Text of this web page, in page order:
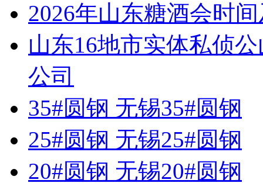
2026年山东糖酒会时
山东16地市实体私侦
公司
35#圆钢 无锡35#圆钢
25#圆钢 无锡25#圆钢
20#圆钢 无锡20#圆钢